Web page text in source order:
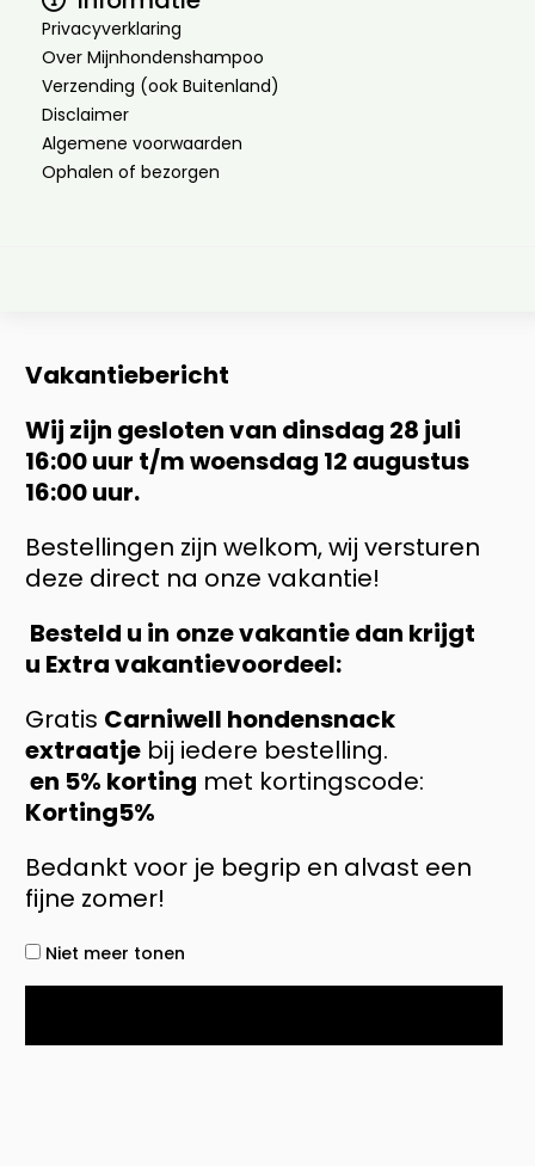
Privacyverklaring
Over Mijnhondenshampoo
Verzending (ook Buitenland)
Disclaimer
Algemene voorwaarden
Ophalen of bezorgen
Vakantiebericht
Wij zijn gesloten van dinsdag 28 juli
16:00 uur t/m woensdag 12 augustus
16:00 uur.
Bestellingen zijn welkom, wij versturen
deze direct na onze vakantie!
Besteld u in onze vakantie dan krijgt
u Extra vakantievoordeel:
Gratis Carniwell hondensnack
extraatje bij iedere bestelling.
en 5% korting met kortingscode:
Korting5%
Bedankt voor je begrip en alvast een
fijne zomer!
Niet meer tonen